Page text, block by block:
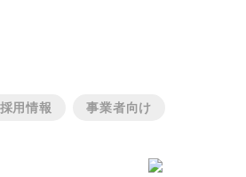
採用情報 事業者向け